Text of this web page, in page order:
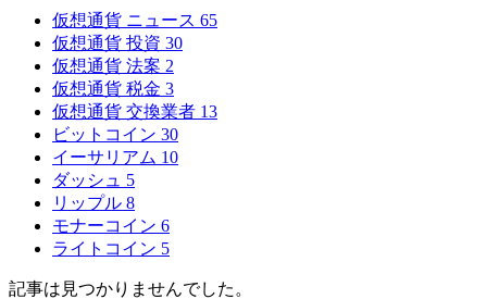
仮想通貨 ニュース 65
仮想通貨 投資 30
仮想通貨 法案 2
仮想通貨 税金 3
仮想通貨 交換業者 13
ビットコイン 30
イーサリアム 10
ダッシュ 5
リップル 8
モナーコイン 6
ライトコイン 5
記事は見つかりませんでした。